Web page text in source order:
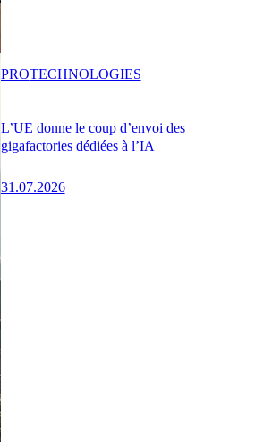
L’UE donne le coup d’envoi des
gigafactories dédiées à l’IA
31.07.2026
PROTECHNOLOGIES